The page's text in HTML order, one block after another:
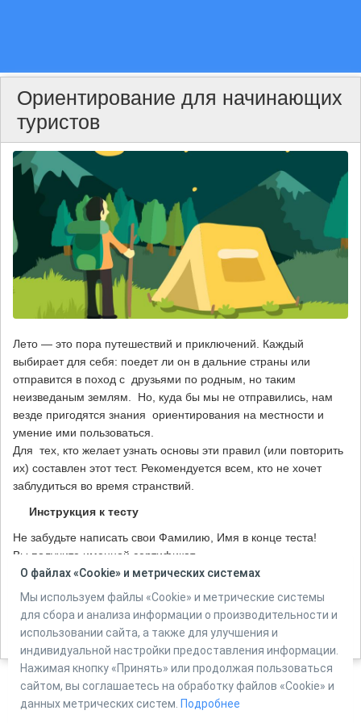
Ориентирование для начинающих
туристов
Лето — это пора путешествий и приключений. Каждый
выбирает для себя: поедет ли он в дальние страны или
отправится в поход с друзьями по родным, но таким
неизведаным землям. Но, куда бы мы не отправились, нам
везде пригодятся знания ориентирования на местности и
умение ими пользоваться.
Для тех, кто желает узнать основы эти правил (или повторить
их) составлен этот тест. Рекомендуется всем, кто не хочет
заблудиться во время странствий.
Инструкция к тесту
Не забудьте написать свои Фамилию, Имя в конце теста!
Вы получите именной сертификат.
Автор: ЦМДБ им. М. Горького, г. Ижевск, Костин М.В.
Powered by
О файлах «Cookie» и метрических системах
Мы используем файлы «Cookie» и метрические системы
для сбора и анализа информации о производительности и
использовании сайта, а также для улучшения и
индивидуальной настройки предоставления информации.
Нажимая кнопку «Принять» или продолжая пользоваться
сайтом, вы соглашаетесь на обработку файлов «Cookie» и
данных метрических систем. Подробнее